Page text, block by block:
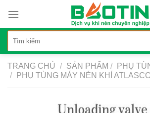
content
TRANG CHỦ / SẢN PHẨM /
PHỤ
/
PHỤ TÙNG MÁY NÉN KHÍ